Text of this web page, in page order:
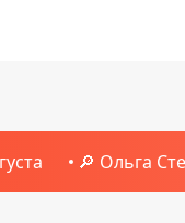
🔎 Ольга